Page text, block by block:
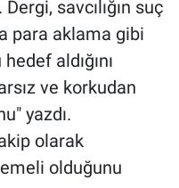
savcılığın suç
para aklama gibi
aldığını
ve korkudan
yazdı.
olarak
olduğunu